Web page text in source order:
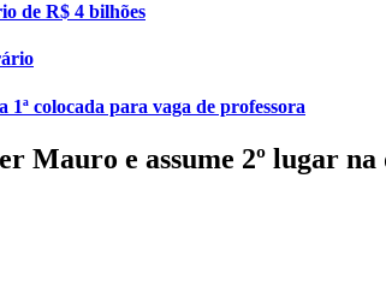
de R$ 4 bilhões
colocada para vaga de professora
Mauro e assume 2º lugar